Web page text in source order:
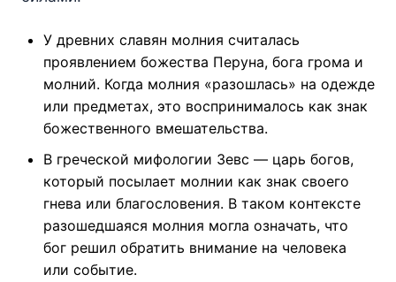
У древних славян молния считалась
проявлением божества Перуна, бога грома и
молний. Когда молния «разошлась» на одежде
или предметах, это воспринималось как знак
божественного вмешательства.
В греческой мифологии Зевс — царь богов,
который посылает молнии как знак своего
гнева или благословения. В таком контексте
разошедшаяся молния могла означать, что
бог решил обратить внимание на человека
или событие.